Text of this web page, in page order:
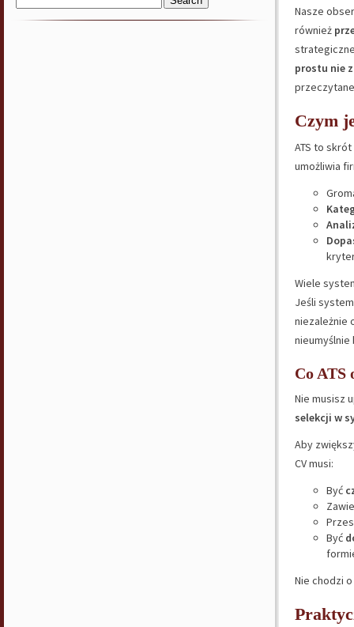
Nasze
również
prostu nie
Czym
ATS to
umożliwia
Wiele
Jeśli
niezależnie
Co ATS
Nie musisz
selekcji w
Aby
CV musi:
Być
Być
Nie chodzi
Search
for: